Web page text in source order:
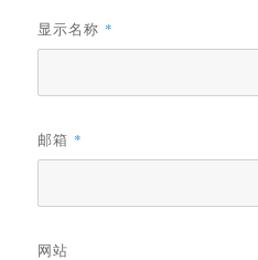
显示名称 *
邮箱 *
网站